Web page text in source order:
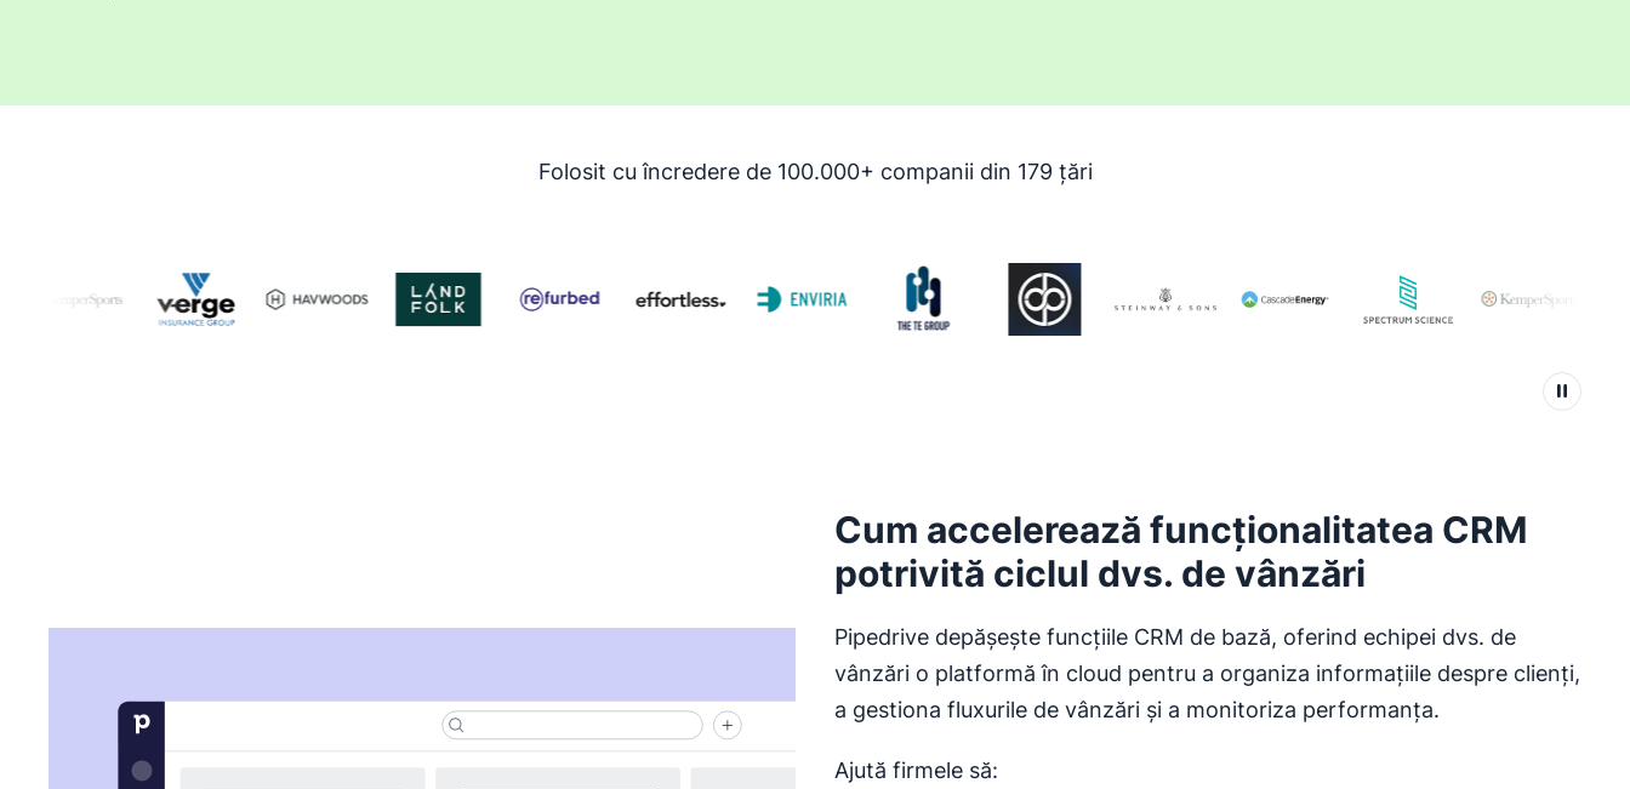
Folosit cu încredere de 100.000+ companii din 179 țări
Cum accelerează funcționalitatea CRM
potrivită ciclul dvs. de vânzări
Pipedrive depășește funcțiile CRM de bază, oferind echipei dvs. de
vânzări o platformă în cloud pentru a organiza informațiile despre clienți,
a gestiona fluxurile de vânzări și a monitoriza performanța.
Ajută firmele să: